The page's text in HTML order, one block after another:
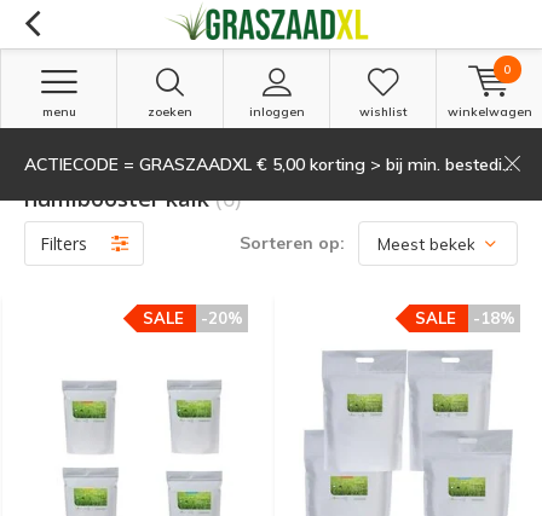
zoeken inloggen
menu wishlist winkelwagen
0
ACTIECODE = GRASZAADXL € 5,00 korting > bij min. besteding van 135,-
Zoekresultaten voor gazonbemesting
humibooster kalk(6)
Filters Sorteren op:
-20%
SALE -18%
SALE